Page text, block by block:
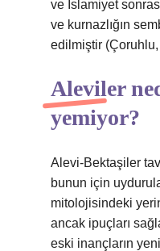
ve İslamiyet
ve kurnazlığın
edilmiştir
Aleviler
yemiyor?
Alevi-Bektaşiler
bunun için
mitolojisindeki
ancak ipuçları
eski inançların